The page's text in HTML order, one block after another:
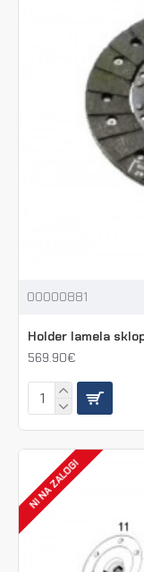
00000881
Holder lamela
569.90€
NI NA ZALOGI